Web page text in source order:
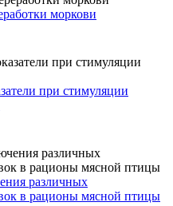
моркови
при стимуляции
различных
в рационы мясной птицы